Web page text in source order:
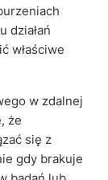
działań
właściwe
w zdalnej
że
się z
gdy brakuje